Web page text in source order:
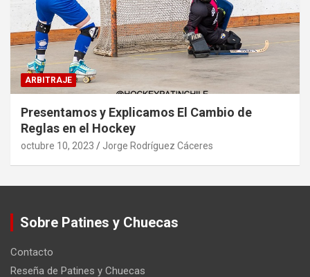
ARBITRAJE
Presentamos y Explicamos El Cambio de
Reglas en el Hockey
octubre 10, 2023 Jorge Rodríguez Cáceres
Sobre Patines y Chuecas
Contacto
Reseña de Patines y Chuecas